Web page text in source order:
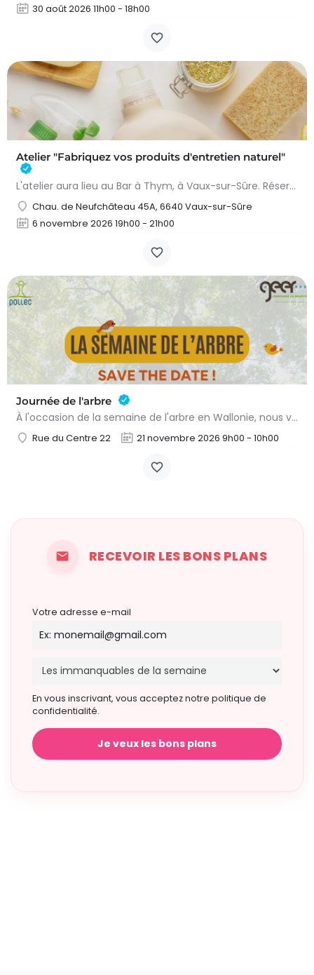
30 août 2026 11h00 - 18h00
Atelier "Fabriquez vos produits d'entretien naturel"
L'atelier aura lieu au Bar à Thym, à Vaux-sur-Sûre. Réservation :
Chau. de Neufchâteau 45A, 6640 Vaux-sur-Sûre
6 novembre 2026 19h00 - 21h00
Journée de l'arbre
À l'occasion de la semaine de l'arbre en Wallonie, nous vous proposons l'annuelle distribution gratuite des…
Rue du Centre 22 21 novembre 2026 9h00 - 10h00
RECEVOIR LES BONS PLANS
Votre adresse e-mail
En vous inscrivant, vous acceptez notre politique de
confidentialité.